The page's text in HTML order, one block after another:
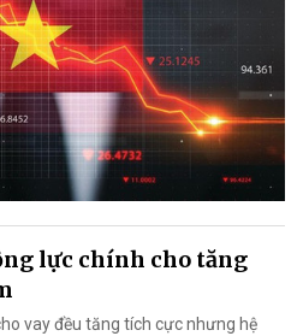
lực chính cho tăng
vay đều tăng tích cực nhưng hệ